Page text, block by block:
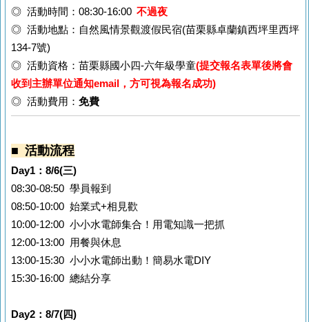
◎ 活動時間：08:30-16:00不過夜
◎ 活動地點：自然風情景觀渡假民宿(苗栗縣卓蘭鎮西坪里西坪
134-7號)
◎ 活動資格：苗栗縣國小四-六年級學童(提交報名表單後將會
收到主辦單位通知email，方可視為報名成功)
◎ 活動費用： 免費
■ 活動流程
Day1：8/6(三)
08:30-08:50 學員報到
08:50-10:00 始業式+相見歡
10:00-12:00 小小水電師集合！用電知識一把抓
12:00-13:00 用餐與休息
13:00-15:30 小小水電師出動！簡易水電DIY
15:30-16:00 總結分享
Day2：8/7(四)